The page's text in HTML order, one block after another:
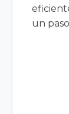
un